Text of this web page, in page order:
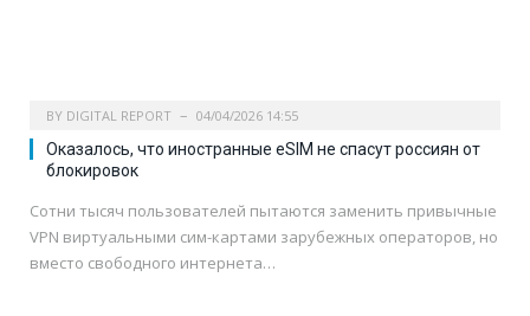
BY DIGITAL REPORT 04/04/2026 14:55
Оказалось, что иностранные eSIM не спасут россиян от
блокировок
Сотни тысяч пользователей пытаются заменить привычные
VPN виртуальными сим-картами зарубежных операторов, но
вместо свободного интернета…